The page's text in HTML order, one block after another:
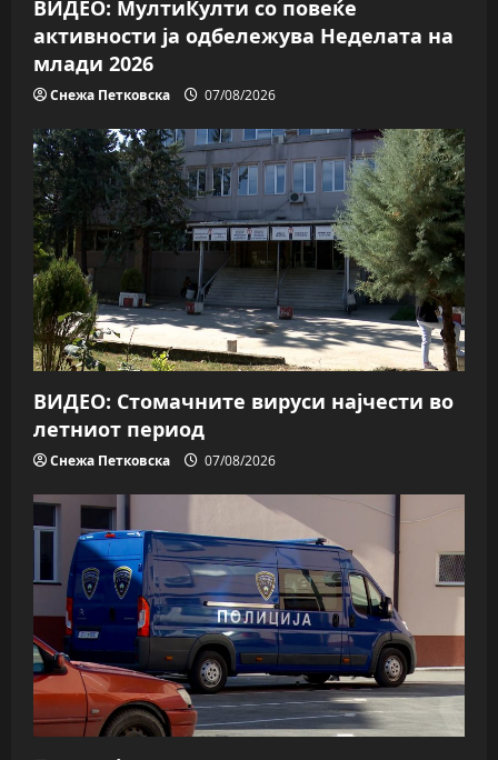
ВИДЕО: МултиКулти со повеќе
активности ја одбележува Неделата на
млади 2026
Снежа Петковска 07/08/2026
ВИДЕО: Стомачните вируси најчести во
летниот период
Снежа Петковска 07/08/2026